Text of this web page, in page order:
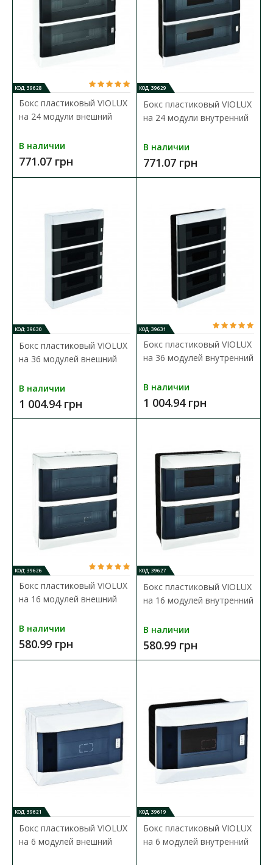
Бокс для автоматов VIOLUX предназначен для установки
автоматических выключателей, выполнен из качест..
433.96 грн
В КОРЗИНУ
В закладки
внутренний
Доступность: В наличии
Щиток для автоматов внутренний VIOLUX предназначен для
установки автоматических выключателей, выполн..
433.96 грн
В КОРЗИНУ
В сравнения
В закладки
КОД: 39628
Бокс пластиковый VIOLUX
на 24 модули внешний
В наличии
771.07 грн
КОД: 39629
Бокс пластиковый VIOLUX
на 24 модули внутренний
В наличии
771.07 грн
КОД: 39630
Бокс пластиковый VIOLUX
на 36 модулей внешний
В наличии
1 004.94 грн
КОД: 39631
Бокс пластиковый VIOLUX
на 36 модулей внутренний
В наличии
1 004.94 грн
КОД: 39626
Бокс пластиковый VIOLUX
на 16 модулей внешний
В наличии
580.99 грн
КОД: 39627
Бокс пластиковый VIOLUX
на 16 модулей внутренний
В наличии
580.99 грн
КОД: 39621
Бокс пластиковый VIOLUX
на 6 модулей внешний
КОД: 39619
Бокс пластиковый VIOLUX
на 6 модулей внутренний